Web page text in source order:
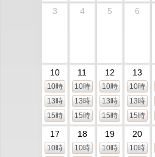
3
4 5 6
10
10時
13時
15時
11
10時
13時
15時
12
10時
13時
15時
13
10時
13時
15時
17
10時
18
10時
19
10時
20
10時